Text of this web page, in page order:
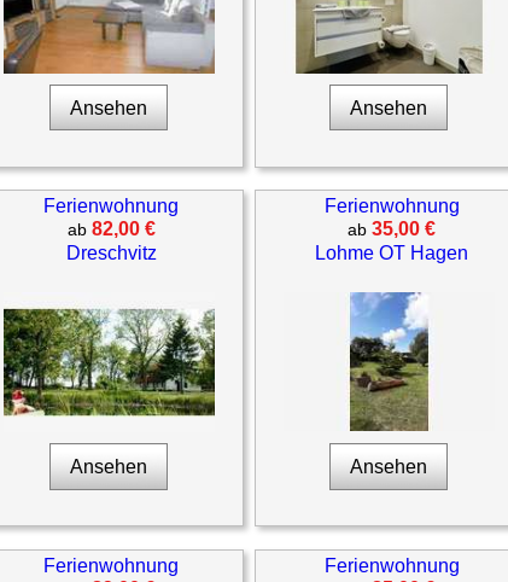
Ansehen Ansehen
Ferienwohnung
ab 82,00 €
Dreschvitz
Ansehen
Ferienwohnung
ab35,00 €
Lohme OT Hagen
Ansehen
Ferienwohnung Ferienwohnung